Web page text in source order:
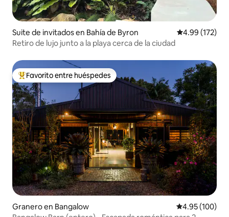
Suite de invitados en Bahía de Byron Calificación
4.99 (172)
Retiro de lujo junto a la playa cerca de la ciudad
Favorito entre huéspedes preferido
Favorito entre huéspedes
Granero en Bangalow Calificación
4.95 (100)